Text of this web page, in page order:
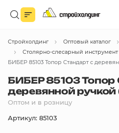
Войдите в личный кабинет
Вы сможете оформлять заказыпо
Каталог товаров
Стройхолдинг Оптовый каталог
Столярно-слесарный инструмент
БИБЕР 85103 Топор Стандарт с
БИБЕР 85103 Топор
деревянной ручкой
Оптом и в розницу
Артикул: 85103